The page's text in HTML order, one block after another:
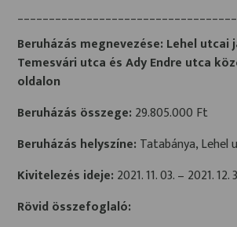
Beruházás megnevezése: Lehel
Temesvári utca és Ady Endre utca
oldalon
Beruházás összege: 29.805.000 Ft
Beruházás helyszíne: Tatabánya, Lehel
Kivitelezés ideje: 2021. 11. 03. – 2021. 12.
Rövid összefoglaló: